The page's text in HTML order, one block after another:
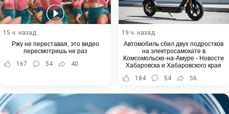
15 ч. назад
Ржу не переставая, это видео
пересмотришь не раз
167
54 40
19 ч. назад
Автомобиль сбил двух подростков
на электросамокате в
Комсомольске-на-Амуре - Новости
Хабаровска и Хабаровского края
184
54 56